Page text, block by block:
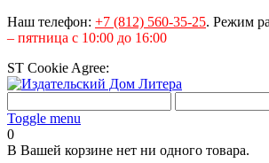
Наш телефон: +7 (812) 560-35-25. Режим
– пятница с 10:00 до 16:00
ST Cookie Agree:
Toggle menu
0
В Вашей корзине нет ни одного товара.